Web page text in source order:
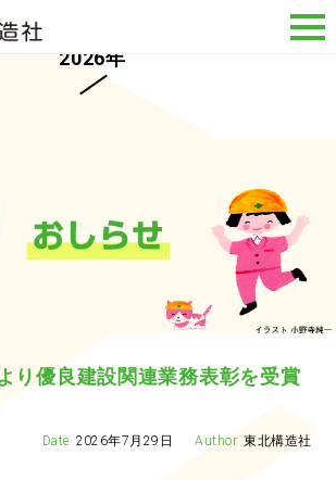
2026年
り優良建設関連業務表彰を受賞
2026年7月29日 東北構造社